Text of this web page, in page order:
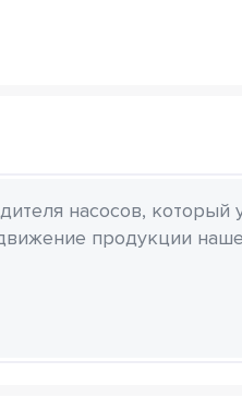
насосов, который
продукции